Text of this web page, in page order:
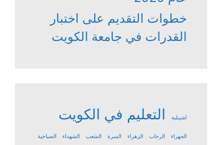
خطوات التقديم على اختبار
القدرات في جامعة الكويت
اشبيلية التعليم في الكويت
الجهراء الرحاب الزهراء السرة الشعب الشهداء الصباحية